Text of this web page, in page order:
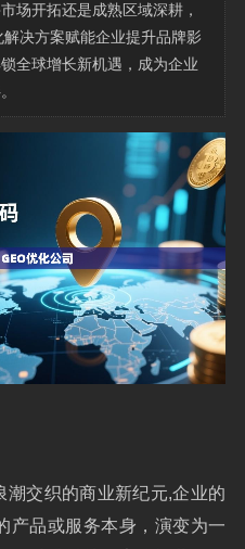
场开拓还是成熟区域深耕，
决方案赋能企业提升品牌影
全球增长新机遇，成为企业
潮交织的商业新纪元,企业的
产品或服务本身，演变为一